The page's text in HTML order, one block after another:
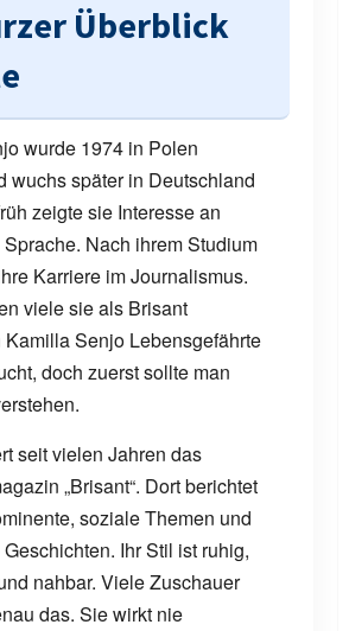
Überblick
wurde 1974 in Polen
wuchs später in Deutschland
zeigte sie Interesse an
Nach ihrem Studium
Karriere im Journalismus.
viele sie als Brisant
Kamilla Senjo Lebensgefährte
doch zuerst sollte man
seit vielen Jahren das
„Brisant“. Dort berichtet
soziale Themen und
Ihr Stil ist ruhig,
nahbar. Viele Zuschauer
das. Sie wirkt nie